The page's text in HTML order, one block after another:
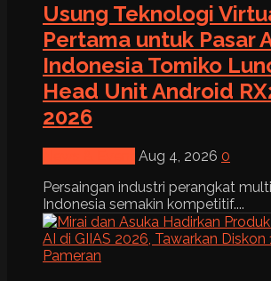
Usung Teknologi
Pertama untuk Pasar
Indonesia Tomiko
Head Unit Android
2026
Aug 4, 2026 0
Persaingan industri perangkat
Indonesia semakin kompetitif....